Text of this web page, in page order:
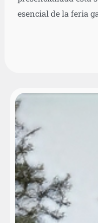
esencial de la feria